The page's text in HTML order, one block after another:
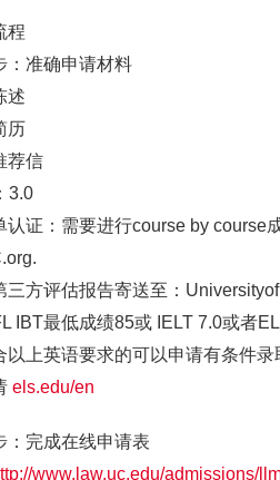
程
：准确申请材料
述
历
荐信
3.0
认证：需要进行course by course
三方评估报告寄送至：
IBT最低成绩85或 IELT 7.0或者
以上英语要求的可以申请有条件
els.edu/en
：完成在线申请表
www.law.uc.edu/admissions/